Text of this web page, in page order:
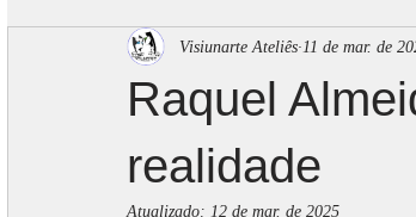
Música Alimentação
Raquel
realidade
Visiunarte Ateliês 11 de mar. de
Atualizado: 12 de mar. de 2025